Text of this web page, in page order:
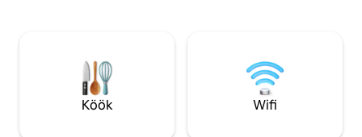
autosõit Heaton Parki festivalide jaoks.
Turvaline sissepääs ja tasuta suupisted.
lühiajaliseks
sellest, kas nad
veetmist või äri. Pane tähele, et
magamistuba on
Köök Wifi